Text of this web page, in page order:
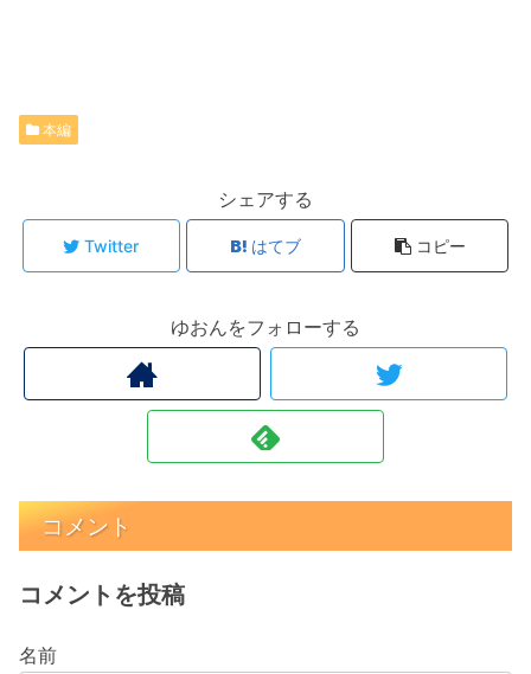
本編
シェアする
Twitter はてブ コピー
ゆおんをフォローする
コメント
コメントを投稿
名前